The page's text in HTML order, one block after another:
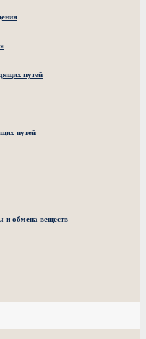
путей
путей
и обмена веществ